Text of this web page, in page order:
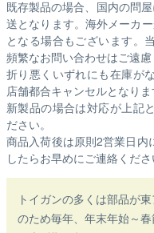
既存製品の場合、国内の問
送となります。海外メーカ
となる場合もございます。
頻繁なお問い合わせはご遠慮
折り悪くいずれにも在庫が
店舗都合キャンセルとなりま
新製品の場合は対応が上記
ださい。
商品入荷後は原則2営業日内
したらお早めにご連絡くださ
トイガンの多くは部品が
のため毎年、年末年始～